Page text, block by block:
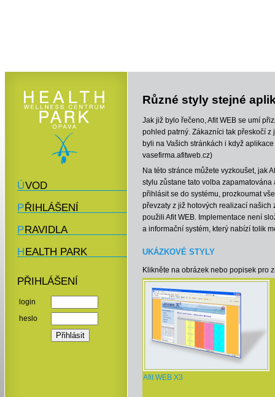
ÚVOD
PŘIHLÁŠENÍ
PRAVIDLA
HEALTH PARK
PŘIHLÁŠENÍ
login
heslo
Různé styly stejné
Jak již bylo řečeno, Afit WEB se umí
pohled patrný. Zákazníci tak přeskočí
byli na Vašich stránkách i když
vasefirma.afitweb.cz)
Na této stránce můžete vyzkoušet, jak
stylu zůstane tato volba
přihlásit se do systému, prozkoumat
převzaty z již hotových realizací
použili Afit WEB. Implementace není
a informační systém, který nabízí tolik
UKÁZKOVÉ STYLY
Klikněte na obrázek nebo popisek pro
Afit WEB X3